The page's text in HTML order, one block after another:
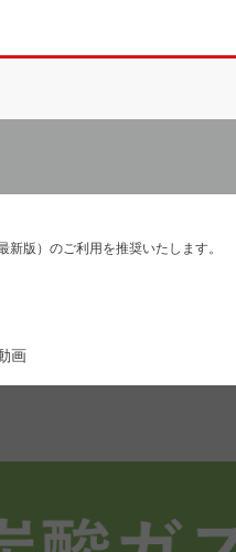
版）のご利用を推奨いたします。
画